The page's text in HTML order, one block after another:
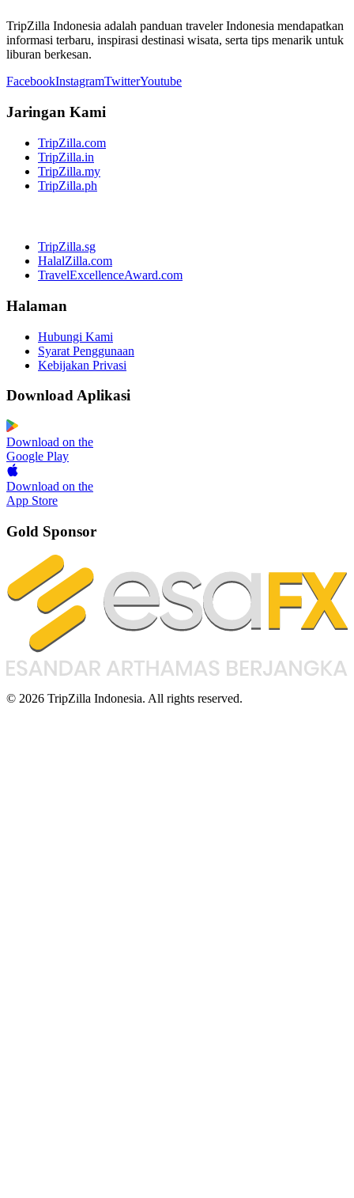
TripZilla Indonesia adalah panduan traveler Indonesia mendapatkan
informasi terbaru, inspirasi destinasi wisata, serta tips menarik untuk
liburan berkesan.
FacebookInstagramTwitterYoutube
Jaringan Kami
TripZilla.com
TripZilla.in
TripZilla.my
TripZilla.ph
TripZilla.sg
HalalZilla.com
TravelExcellenceAward.com
Halaman
Hubungi Kami
Syarat Penggunaan
Kebijakan Privasi
Download Aplikasi
Download on the
Google Play
Download on the
App Store
Gold Sponsor
© 2026 TripZilla Indonesia. All rights reserved.